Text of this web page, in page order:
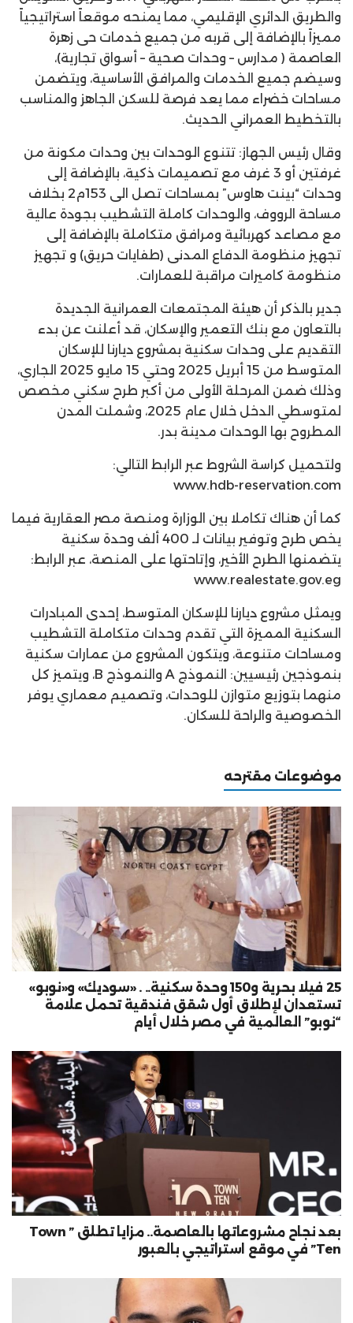
والطريق الدائري الإقليمي، مما يمنحه موقعاً استراتيجياً
مميزاً بالإضافة إلى قربه من جميع خدمات حى زهرة
العاصمة ( مدارس – وحدات صحية – أسواق تجارية)،
وسيضم جميع الخدمات والمرافق الأساسية، ويتضمن
مساحات خضراء مما يعد فرصة للسكن الجاهز والمناسب
بالتخطيط العمراني الحديث.
وقال رئيس الجهاز: تتنوع الوحدات بين وحدات مكونة من
غرفتين أو 3 غرف مع تصميمات ذكية، بالإضافة إلى
وحدات “بينت هاوس” بمساحات تصل الى 153م2 بخلاف
مساحة الرووف، والوحدات كاملة التشطيب بجودة عالية
مع مصاعد كهربائية ومرافق متكاملة بالإضافة إلى
تجهيز منظومة الدفاع المدنى (طفايات حريق) و تجهيز
منظومة كاميرات مراقبة للعمارات.
جدير بالذكر أن هيئة المجتمعات العمرانية الجديدة
بالتعاون مع بنك التعمير والإسكان، قد أعلنت عن بدء
التقديم على وحدات سكنية بمشروع ديارنا للإسكان
المتوسط من 15 أبريل 2025 وحتي 15 مايو 2025 الجاري،
وذلك ضمن المرحلة الأولى من أكبر طرح سكني مخصص
لمتوسطي الدخل خلال عام 2025، وشملت المدن
المطروح بها الوحدات مدينة بدر.
ولتحميل كراسة الشروط عبر الرابط التالي:
كما أن هناك تكاملا بين الوزارة ومنصة مصر العقارية فيما
يخص طرح وتوفير بيانات لـ 400 ألف وحدة سكنية
يتضمنها الطرح الأخير، وإتاحتها على المنصة، عبر الرابط:
www.realestate.gov.eg
ويمثل مشروع ديارنا للإسكان المتوسط، إحدى المبادرات
السكنية المميزة التي تقدم وحدات متكاملة التشطيب
ومساحات متنوعة، ويتكون المشروع من عمارات سكنية
بنموذجين رئيسيين: النموذج A والنموذج B، ويتميز كل
منهما بتوزيع متوازن للوحدات، وتصميم معماري يوفر
الخصوصية والراحة للسكان.
موضوعات مقترحه
25 فيلا بحرية و150 وحدة سكنية.. . «سوديك» و«نوبو»
تستعدان لإطلاق أول شقق فندقية تحمل علامة
“نوبو” العالمية في مصر خلال أيام
بعد نجاح مشروعاتها بالعاصمة.. مزايا تطلق ” Town
Ten” في موقع استراتيجي بالعبور